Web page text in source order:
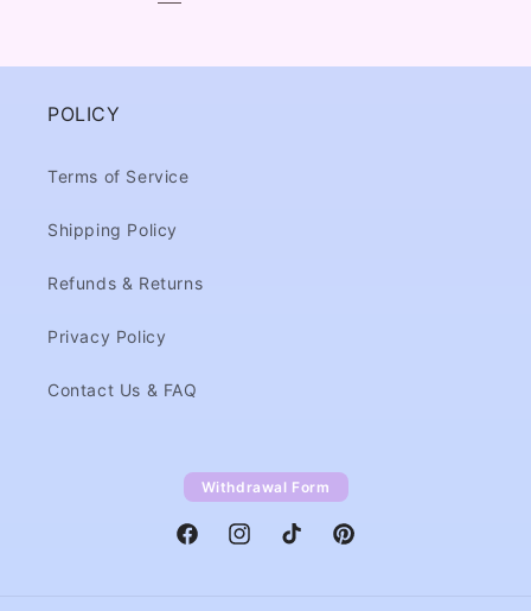
POLICY
Terms of Service
Shipping Policy
Refunds & Returns
Privacy Policy
Contact Us & FAQ
Withdrawal Form
FacebookInstagramTikTok Pinterest